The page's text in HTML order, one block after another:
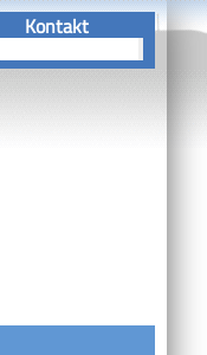
Kontakt